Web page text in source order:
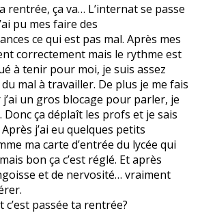
rentrée, ça va… L’internat se passe
pu mes faire des
ce qui est pas mal. Après mes
correctement mais le rythme est
à tenir pour moi, je suis assez
mal à travailler. De plus je me fais
un gros blocage pour parler, je
Donc ça déplaît les profs et je sais
j’ai eu quelques petits
ma carte d’entrée du lycée qui
bon ça c’est réglé. Et après
et de nervosité… vraiment
c’est passée ta rentrée?